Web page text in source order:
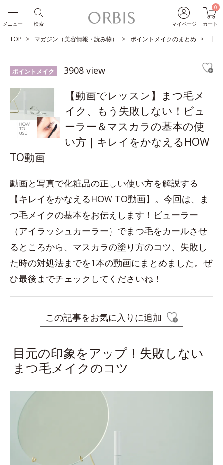
マイページ
0
カート
検索
メニュー
TOP マガジン（美容情報・読み物） ポイントメイクのまとめ 【
ポイントメイク 3908 view
【動画でレッスン】まつ毛メ
イク、もう失敗しない！ビュ
ーラー＆マスカラの基本の使
い方｜キレイをかなえるHOW
TO動画
動画と写真で化粧品の正しい使い方を解説する
【キレイをかなえるHOW TO動画】。今回は、ま
つ毛メイクの基本をお伝えします！ビューラー
（アイラッシュカーラー）でまつ毛をカールさせ
るところから、マスカラの塗り方のコツ、失敗し
た時の対処法までを1本の動画にまとめました。ぜ
ひ最後までチェックしてくださいね！
この記事をお気に入りに追加
目元の印象をアップ！失敗しない
まつ毛メイクのコツ